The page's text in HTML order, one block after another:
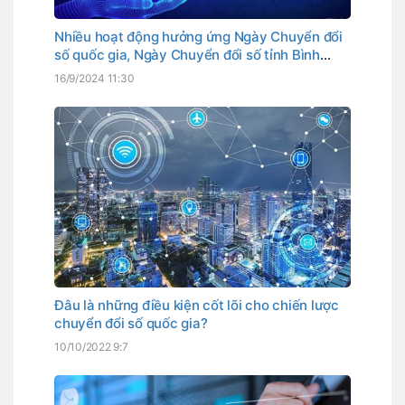
Nhiều hoạt động hưởng ứng Ngày Chuyển đổi
số quốc gia, Ngày Chuyển đổi số tỉnh Bình
Thuận
16/9/2024 11:30
Đâu là những điều kiện cốt lõi cho chiến lược
chuyển đổi số quốc gia?
10/10/2022 9:7